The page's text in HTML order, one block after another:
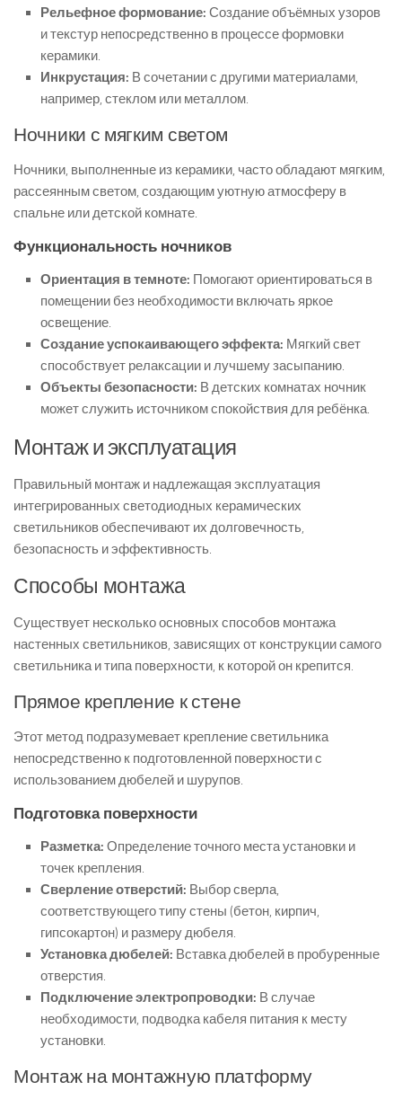
Рельефное формование: Создание объёмных узоров
и текстур непосредственно в процессе формовки
керамики.
Инкрустация: В сочетании с другими материалами,
например, стеклом или металлом.
Ночники с мягким светом
Ночники, выполненные из керамики, часто обладают мягким,
рассеянным светом, создающим уютную атмосферу в
спальне или детской комнате.
Функциональность ночников
Ориентация в темноте: Помогают ориентироваться в
помещении без необходимости включать яркое
освещение.
Создание успокаивающего эффекта: Мягкий свет
способствует релаксации и лучшему засыпанию.
Объекты безопасности: В детских комнатах ночник
может служить источником спокойствия для ребёнка.
Монтаж и эксплуатация
Правильный монтаж и надлежащая эксплуатация
интегрированных светодиодных керамических
светильников обеспечивают их долговечность,
безопасность и эффективность.
Способы монтажа
Существует несколько основных способов монтажа
настенных светильников, зависящих от конструкции самого
светильника и типа поверхности, к которой он крепится.
Прямое крепление к стене
Этот метод подразумевает крепление светильника
непосредственно к подготовленной поверхности с
использованием дюбелей и шурупов.
Подготовка поверхности
Разметка: Определение точного места установки и
точек крепления.
Сверление отверстий: Выбор сверла,
соответствующего типу стены (бетон, кирпич,
гипсокартон) и размеру дюбеля.
Установка дюбелей: Вставка дюбелей в пробуренные
отверстия.
Подключение электропроводки: В случае
необходимости, подводка кабеля питания к месту
установки.
Монтаж на монтажную платформу